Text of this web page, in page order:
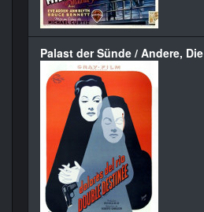
Palast der Sünde / Andere, Die